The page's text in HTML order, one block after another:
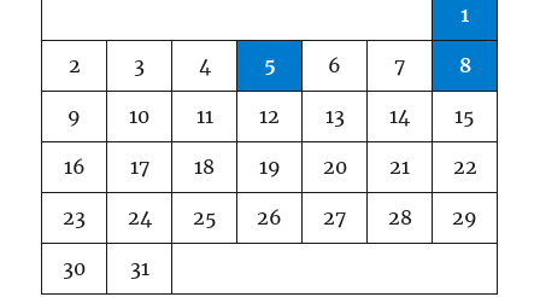
1
2 3 4 5 6 7 8
9 10 11 12 13 14 15
16 17 18 19 20 21 22
23 24 25 26 27 28 29
30 31